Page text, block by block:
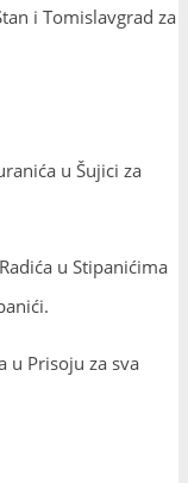
i Tomislavgrad za
u Šujici za
u Stipanićima
u Prisoju za sva